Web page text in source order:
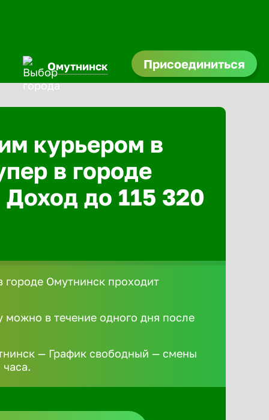
Омутнинск Присоединиться
курьером в
в городе
до 115 320
Омутнинск проходит
можно в течение одного дня после
— График свободный — смены